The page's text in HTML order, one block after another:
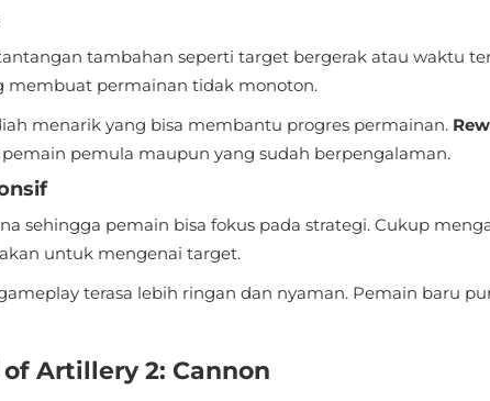
tambahan seperti target bergerak atau waktu
membuat permainan tidak monoton.
menarik yang bisa membantu progres permainan.
pemula maupun yang sudah berpengalaman.
sehingga pemain bisa fokus pada strategi. Cukup
untuk mengenai target.
terasa lebih ringan dan nyaman. Pemain baru
Artillery 2: Cannon